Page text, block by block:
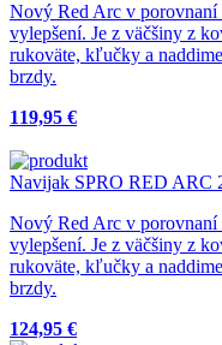
Nový Red Arc v porovnaní
vylepšení. Je z väčšiny z
rukoväte, kľučky a
brzdy.
119,95 €
Navijak SPRO RED ARC
Nový Red Arc v porovnaní
vylepšení. Je z väčšiny z
rukoväte, kľučky a
brzdy.
124,95 €